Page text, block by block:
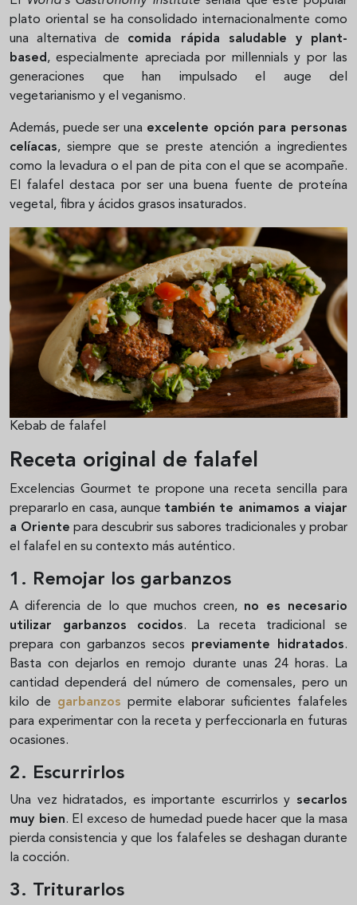
plato oriental se ha consolidado internacionalmente como
una alternativa de comida rápida saludable y plant-
based, especialmente apreciada por millennials y por las
generaciones que han impulsado el auge del
vegetarianismo y el veganismo.
Además, puede ser una excelente opción para personas
celíacas, siempre que se preste atención a ingredientes
como la levadura o el pan de pita con el que se acompañe.
El falafel destaca por ser una buena fuente de proteína
vegetal, fibra y ácidos grasos insaturados.
Kebab de falafel
Receta original de falafel
Excelencias Gourmet te propone una receta sencilla para
prepararlo en casa, aunque también te animamos a viajar
a Oriente para descubrir sus sabores tradicionales y probar
el falafel en su contexto más auténtico.
1. Remojar los garbanzos
A diferencia de lo que muchos creen, no es necesario
utilizar garbanzos cocidos. La receta tradicional se
prepara con garbanzos secos previamente hidratados.
Basta con dejarlos en remojo durante unas 24 horas. La
cantidad dependerá del número de comensales, pero un
kilo de garbanzos permite elaborar suficientes falafeles
para experimentar con la receta y perfeccionarla en futuras
ocasiones.
2. Escurrirlos
Una vez hidratados, es importante escurrirlos y secarlos
muy bien. El exceso de humedad puede hacer que la masa
pierda consistencia y que los falafeles se deshagan durante
la cocción.
3. Triturarlos